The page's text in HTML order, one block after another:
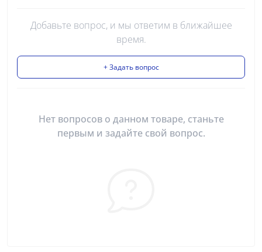
Добавьте вопрос, и мы ответим в ближайшее
время.
+ Задать вопрос
Нет вопросов о данном товаре, станьте
первым и задайте свой вопрос.